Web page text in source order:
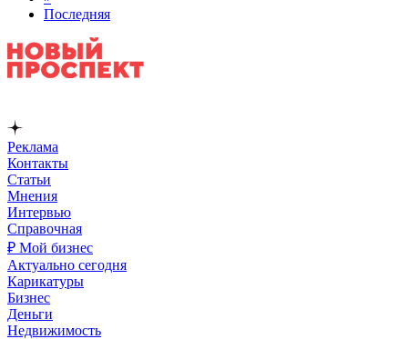
Последняя
Реклама
Контакты
Статьи
Мнения
Интервью
Справочная
₽ Мой бизнес
Актуально сегодня
Карикатуры
Бизнес
Деньги
Недвижимость